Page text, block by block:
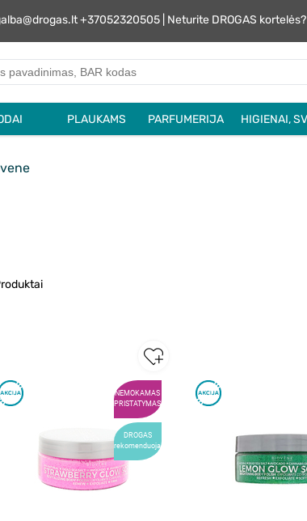
+37052320505 | Neturite DROGAS
PLAUKAMS PARFUMERIJA HIGIENAI,
NEMOKAMAS
PRISTATYMAS
DROGAS
rekomenduoja